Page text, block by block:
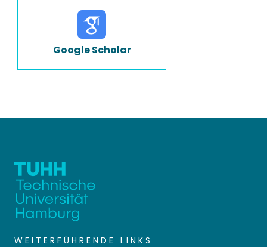
Google Scholar
WEITERFÜHRENDE LINKS